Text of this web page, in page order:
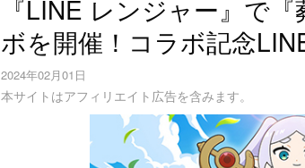
『LINE レンジャー』で
ボを開催！コラボ記念
2024年02月01日
本サイトはアフィリエイト広告を含みます。